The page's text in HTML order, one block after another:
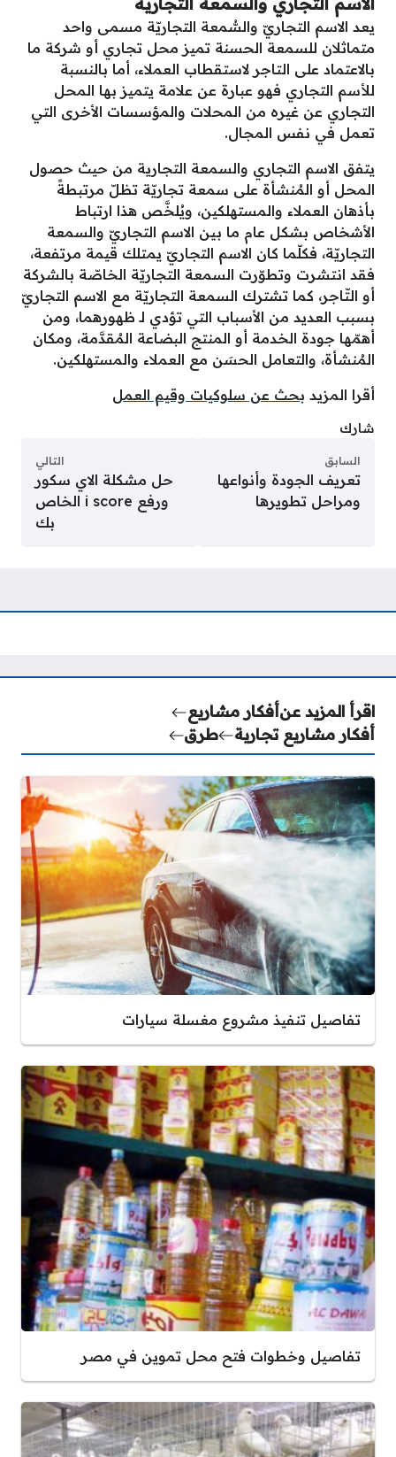
يعد الاسم التجاريّ والسُّمعة التجاريّة مسمى واحد
متماثلان للسمعة الحسنة تميز محل تجاري أو شركة ما
بالاعتماد على التاجر لاستقطاب العملاء، أما بالنسبة
للأسم التجاري فهو عبارة عن علامة يتميز بها المحل
التجاري عن غيره من المحلات والمؤسسات الأخرى التي
تعمل في نفس المجال.
يتفق الاسم التجاري والسمعة التجارية من حيث حصول
المحل أو المُنشأة على سمعة تجاريّة تظلّ مرتبطةً
بأذهان العملاء والمستهلكين، ويُلخَّص هذا ارتباط
الأشخاص بشكل عام ما بين الاسم التجاريّ والسمعة
التجاريّة، فكلّما كان الاسم التجاريّ يمتلك قيمة مرتفعة،
فقد انتشرت وتطوّرت السمعة التجاريّة الخاصّة بالشركة
أو التّاجر، كما تشترك السمعة التجاريّة مع الاسم التجاريّ
بسبب العديد من الأسباب التي تؤدي لـ ظهورهما، ومن
أهمّها جودة الخدمة أو المنتج البضاعة المُقدَّمة، ومكان
المُنشأة، والتعامل الحسَن مع العملاء والمستهلكين.
أقرا المزيد بحث عن سلوكيات وقيم العمل
شارك
السابق
تعريف الجودة وأنواعها
ومراحل تطويرها
التالي
حل مشكلة الاي سكور
ورفع i score الخاص
بك
اقرأ المزيد عنأفكار مشاريع
أفكار مشاريع تجارية
طرق
تفاصيل تنفيذ مشروع مغسلة سيارات
تفاصيل وخطوات فتح محل تموين في مصر